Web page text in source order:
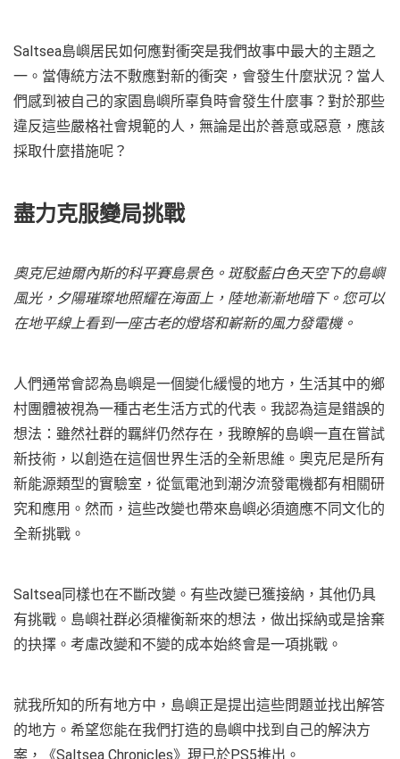
Saltsea島嶼居民如何應對衝突是我們故事中最大的主題之
一。當傳統方法不敷應對新的衝突，會發生什麼狀況？當人
們感到被自己的家園島嶼所辜負時會發生什麼事？對於那些
違反這些嚴格社會規範的人，無論是出於善意或惡意，應該
採取什麼措施呢？
盡力克服變局挑戰
奧克尼迪爾內斯的科平賽島景色。斑駁藍白色天空下的島嶼
風光，夕陽璀璨地照耀在海面上，陸地漸漸地暗下。您可以
在地平線上看到一座古老的燈塔和嶄新的風力發電機。
人們通常會認為島嶼是一個變化緩慢的地方，生活其中的鄉
村團體被視為一種古老生活方式的代表。我認為這是錯誤的
想法：雖然社群的羈絆仍然存在，我瞭解的島嶼一直在嘗試
新技術，以創造在這個世界生活的全新思維。奧克尼是所有
新能源類型的實驗室，從氫電池到潮汐流發電機都有相關研
究和應用。然而，這些改變也帶來島嶼必須適應不同文化的
全新挑戰。
Saltsea同樣也在不斷改變。有些改變已獲接納，其他仍具
有挑戰。島嶼社群必須權衡新來的想法，做出採納或是捨棄
的抉擇。考慮改變和不變的成本始終會是一項挑戰。
就我所知的所有地方中，島嶼正是提出這些問題並找出解答
的地方。希望您能在我們打造的島嶼中找到自己的解決方
案，《Saltsea Chronicles》現已於PS5推出。